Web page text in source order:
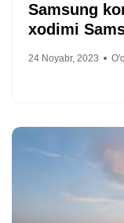
Samsung
xodimi
etdi
24 Noyabr, 2023